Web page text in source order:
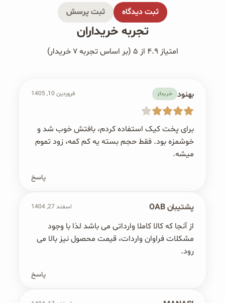
ثبت دیدگاه ثبت پرسش
تجربه خریداران
امتیاز ۴.۹ از ۵ (بر اساس تجربه ۷ خریدار)
بهنود خریدار فروردین 10, 1405
برای پخت کیک استفاده کردم، بافتش خوب شد و
خوشمزه بود. فقط حجم بسته یه کم کمه، زود تموم
میشه.
پاسخ
پشتیبان OAB اسفند 27, 1404
از آنجا که کالا کاملا وارداتی می باشد لذا با وجود
مشکلات فراوان واردات، قیمت محصول نیز بالا می
رود.
پاسخ